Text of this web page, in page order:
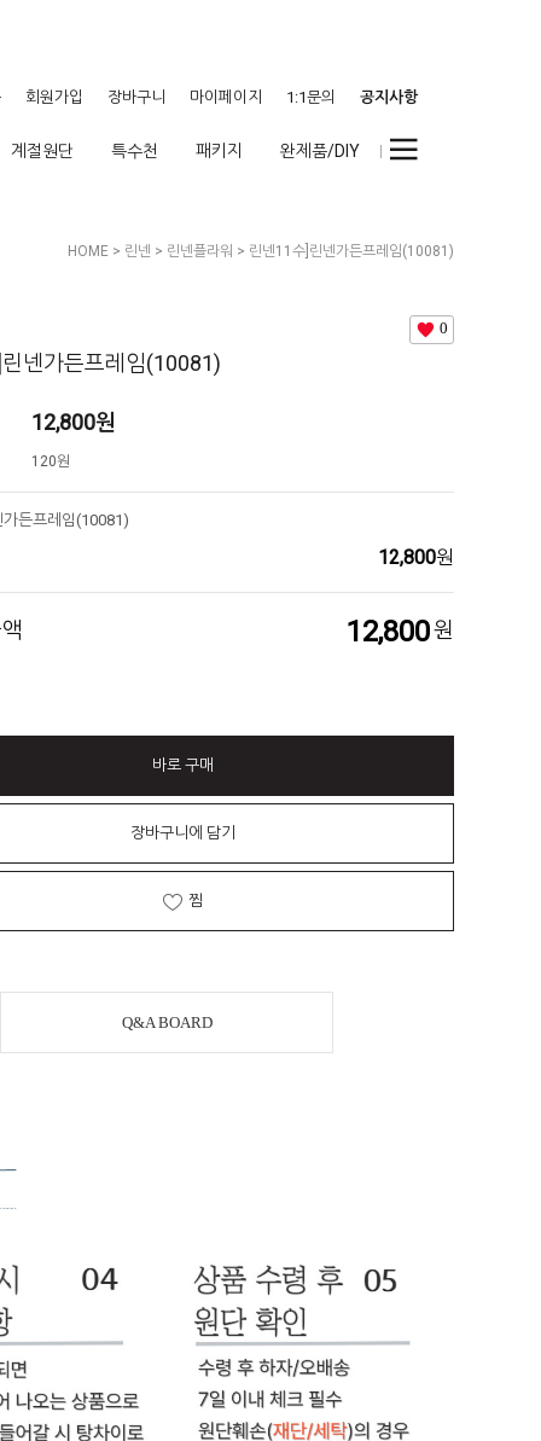
회원가입 장바구니 마이페이지 1:1문의 공지사항
계절원단 특수천 패키지 완제품/DIY
HOME > 린넨 > 린넨플라워 > 린넨11수]린넨가든프레임(10081)
0
넨가든프레임(10081)
12,800원
120원
든프레임(10081)
12,800원
12,800원
바로 구매
장바구니에 담기
찜
Q&A BOARD